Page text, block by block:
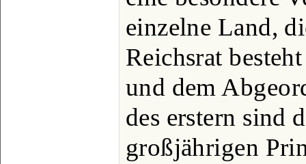
einzelne Land,
Reichsrat
und dem
des erstern sind
großjährigen